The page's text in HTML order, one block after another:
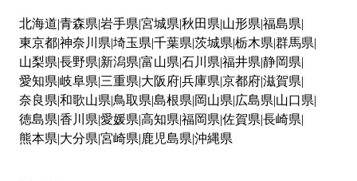
北海道 青森県 岩手県 宮城県 秋田県 山形県 福島県
東京都神奈川県 埼玉県 千葉県 茨城県 栃木県 群馬県
山梨県 長野県 新潟県 富山県 石川県 福井県 静岡県
愛知県 岐阜県 三重県 大阪府兵庫県 京都府滋賀県
奈良県 和歌山県 鳥取県 島根県 岡山県 広島県 山口県
徳島県 香川県 愛媛県 高知県 福岡県 佐賀県 長崎県
熊本県 大分県 宮崎県 鹿児島県 沖縄県